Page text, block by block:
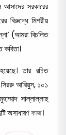
সরকারের
বিরুদ্ধে মিশরীয়
(আমরা বিচলিত
তার রচিত
আরিয়ুস, ১০১
সাল্লাল্লাহু
অসাধারণকাজ।